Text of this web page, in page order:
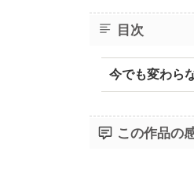
目次
今でも変わら
この作品の